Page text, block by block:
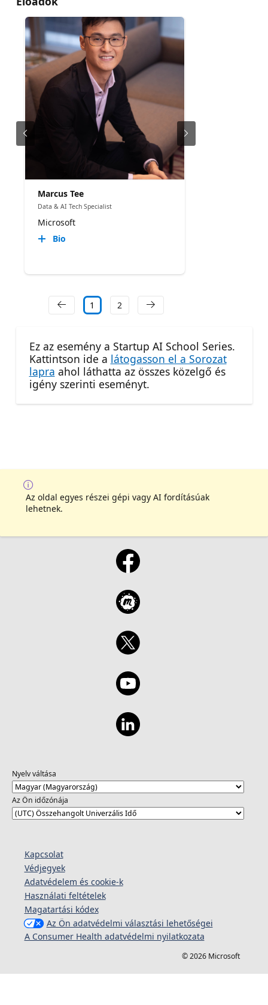
Marcus Tee
Data & AI Tech Specialist
Microsoft
Bio
1 2
Ez az esemény a Startup AI School Series.
Kattintson ide a látogasson el a Sorozat
lapra ahol láthatta az összes közelgő és
igény szerinti eseményt.
Az oldal egyes részei gépi vagy AI fordításúak
lehetnek.
Nyelv váltása
Az Ön időzónája
Kapcsolat
Védjegyek
Adatvédelem és cookie-k
Használati feltételek
Magatartási kódex
Az Ön adatvédelmi választási lehetőségei
A Consumer Health adatvédelmi nyilatkozata
© 2026 Microsoft